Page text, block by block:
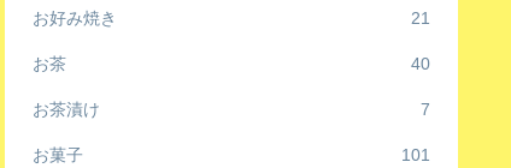
お好み焼き 21
お茶 40
お茶漬け 7
お菓子 101